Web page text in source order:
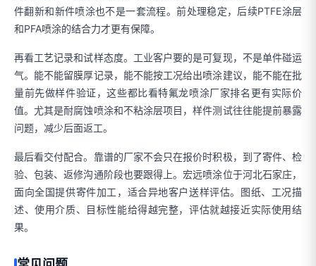
件翻新和新件喷涂也不是一套流程。前处理稳定，后续PTFE涂层
和PFA喷涂的结合力才更有保障。
再看工艺记录和试样态度。工业客户要的是可复现，不是单件碰运
气。能不能留膜厚记录，能不能按工况给出喷涂建议，能不能在批
量前先做样件验证，这些都比看特氟龙喷涂厂家排名更有实际价
值。尤其是耐腐蚀喷涂和不粘涂层项目，样件测试往往能提前暴露
问题，减少后面返工。
最后看交付配合。靠谱的厂家不会只在报价时积极，到了寄件、检
验、包装、返修沟通阶段也要跟得上。宏远喷涂位于河北石家庄，
面向全国提供寄件加工，适合异地客户送样评估。图纸、工况描
述、使用介质、目标性能给得越完整，评估就越接近实际使用结
果。